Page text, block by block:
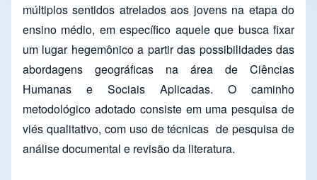
múltiplos sentidos atrelados aos jovens na etapa do
ensino médio, em específico aquele que busca fixar
um lugar hegemônico a partir das possibilidades das
abordagens geográficas na área de Ciências
Humanas e Sociais Aplicadas. O caminho
metodológico adotado consiste em uma pesquisa de
viés qualitativo, com uso de técnicas de pesquisa de
análise documental e revisão da literatura.